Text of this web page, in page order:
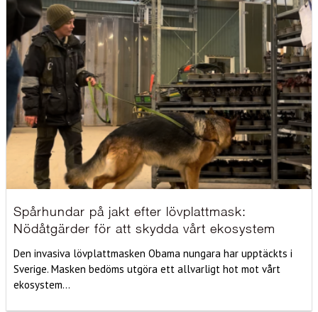
Spårhundar på jakt efter lövplattmask:
Nödåtgärder för att skydda vårt ekosystem
Den invasiva lövplattmasken Obama nungara har upptäckts i
Sverige. Masken bedöms utgöra ett allvarligt hot mot vårt
ekosystem...